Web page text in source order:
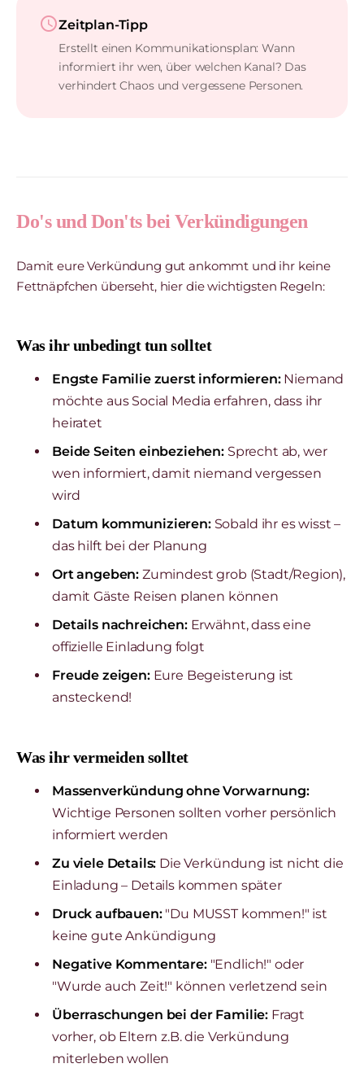
scheduleZeitplan-Tipp
Erstellt einen Kommunikationsplan: Wann
informiert ihr wen, über welchen Kanal? Das
verhindert Chaos und vergessene Personen.
Do's und Don'ts bei Verkündigungen
Damit eure Verkündung gut ankommt und ihr keine
Fettnäpfchen überseht, hier die wichtigsten Regeln:
Was ihr unbedingt tun solltet
Engste Familie zuerst informieren:Niemand
möchte aus Social Media erfahren, dass ihr
heiratet
Beide Seiten einbeziehen: Sprecht ab, wer
wen informiert, damit niemand vergessen
wird
Datum kommunizieren:Sobald ihr es wisst –
das hilft bei der Planung
Ort angeben: Zumindest grob (Stadt/Region),
damit Gäste Reisen planen können
Details nachreichen:Erwähnt, dass eine
offizielle Einladung folgt
Freude zeigen:Eure Begeisterung ist
ansteckend!
Was ihr vermeiden solltet
Massenverkündung ohne Vorwarnung:
Wichtige Personen sollten vorher persönlich
informiert werden
Zu viele Details: Die Verkündung ist nicht die
Einladung – Details kommen später
Druck aufbauen:"Du MUSST kommen!" ist
keine gute Ankündigung
Negative Kommentare:"Endlich!" oder
"Wurde auch Zeit!" können verletzend sein
Überraschungen bei der Familie: Fragt
vorher, ob Eltern z.B. die Verkündung
miterleben wollen